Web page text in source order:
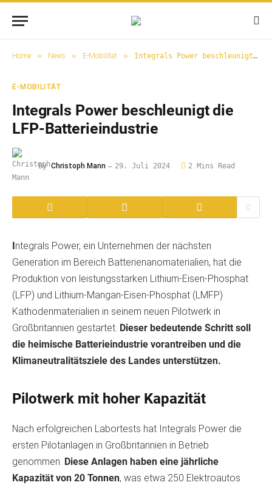
Home » News » E-Mobilität » Integrals Power beschleunigt die LFP-Batterieindustrie
E-MOBILITÄT
Integrals Power beschleunigt die
LFP-Batterieindustrie
By Christoph Mann 29. Juli 2024 2 Mins Read
Integrals Power, ein Unternehmen der nächsten
Generation im Bereich Batterienanomaterialien, hat die
Produktion von leistungsstarken Lithium-Eisen-Phosphat
(LFP) und Lithium-Mangan-Eisen-Phosphat (LMFP)
Kathodenmaterialien in seinem neuen Pilotwerk in
Großbritannien gestartet. Dieser bedeutende Schritt soll
die heimische Batterieindustrie vorantreiben und die
Klimaneutralitätsziele des Landes unterstützen.
Pilotwerk mit hoher Kapazität
Nach erfolgreichen Labortests hat Integrals Power die
ersten Pilotanlagen in Großbritannien in Betrieb
genommen. Diese Anlagen haben eine jährliche
Kapazität von 20 Tonnen, was etwa 250 Elektroautos